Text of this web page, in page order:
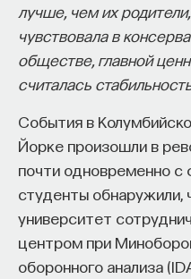
лучше, чем их
чувствовала в
обществе, главной
считалась
События в
Йорке произошли в
почти одновременно с
студенты обнаружили,
университет
центром при
оборонного анализа